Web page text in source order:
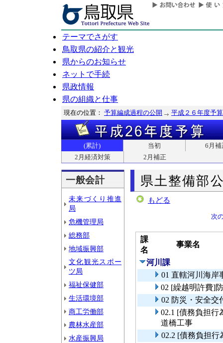
テーマでさがす
鳥取県の紹介と観光
県からのお知らせ
ネットで手続
県政情報
県の組織と仕事
現在の位置： 予算編成過程の公開 平成２６年度予算
(累計) 当初
6月補
2月経済対策
2月補正
一般会計
未来づくり推進
局
危機管理局
総務部
地域振興部
文化観光スポー
ツ局
福祉保健部
生活環境部
商工労働部
農林水産部
水産振興局
県土整備部
もどる
次
課
名
事業名
河川課
01 直轄河川海岸
02 [繰越明許費]
02 防災・安全交
02.1 [債務負担
道橋工事
02.2 [債務負担